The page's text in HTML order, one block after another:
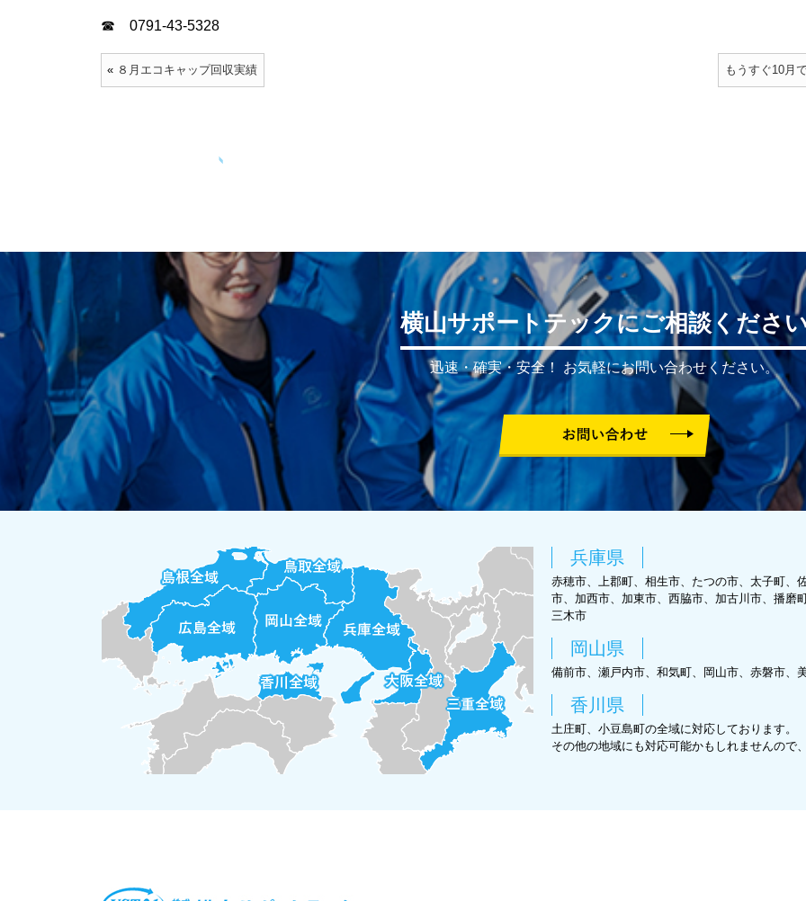
☎ 0791-43-5328
« ８月エコキャップ回収実績 もうすぐ10月
横山サポートテックにご相談くださ
迅速・確実・安全！ お気軽にお問い合わせください。
兵庫県
赤穂市、上郡町、相生市、たつの市、太子町、
市、加西市、加東市、西脇市、加古川市、播磨
三木市
岡山県
備前市、瀬戸内市、和気町、岡山市、赤磐市、
香川県
土庄町、小豆島町の全域に対応しております。
その他の地域にも対応可能かもしれませんので